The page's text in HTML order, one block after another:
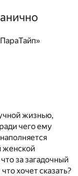
жизнью,
чего ему
женской
за загадочный
хочет сказать?